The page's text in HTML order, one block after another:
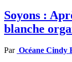
Soyons :
blanche
Par Océane